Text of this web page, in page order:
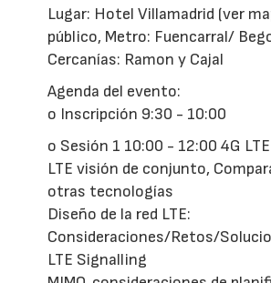
Lugar: Hotel Villamadrid (ver
público, Metro: Fuencarral/
Cercanías: Ramon y Cajal
Agenda del evento:
o Inscripción 9:30 - 10:00
o Sesión 1 10:00 - 12:00 4G
LTE visión de conjunto,
otras tecnologías
Diseño de la red LTE:
Consideraciones/Retos/
LTE Signalling